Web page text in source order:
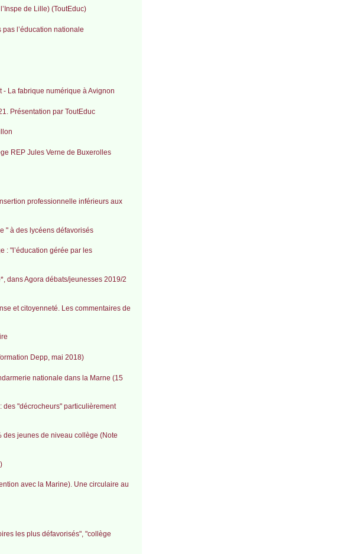
de Lille) (ToutEduc)
l’éducation nationale
- La fabrique numérique à Avignon
Présentation par ToutEduc
REP Jules Verne de Buxerolles
professionnelle inférieurs aux
" à des lycéens défavorisés
: "l’éducation gérée par les
dans Agora débats/jeunesses 2019/2
et citoyenneté. Les commentaires de
Depp, mai 2018)
nationale dans la Marne (15
des "décrocheurs" particulièrement
des jeunes de niveau collège (Note
avec la Marine). Une circulaire au
les plus défavorisés", "collège